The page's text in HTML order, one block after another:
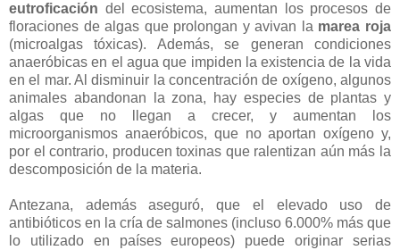
eutroficación del ecosistema, aumentan los procesos de
floraciones de algas que prolongan y avivan la marea roja
(microalgas tóxicas). Además, se generan condiciones
anaeróbicas en el agua que impiden la existencia de la vida
en el mar. Al disminuir la concentración de oxígeno, algunos
animales abandonan la zona, hay especies de plantas y
algas que no llegan a crecer, y aumentan los
microorganismos anaeróbicos, que no aportan oxígeno y,
por el contrario, producen toxinas que ralentizan aún más la
descomposición de la materia.
Antezana, además aseguró, que el elevado uso de
antibióticos en la cría de salmones (incluso 6.000% más que
lo utilizado en países europeos) puede originar serias